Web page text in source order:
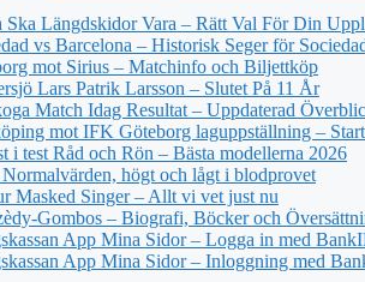
Ska Längdskidor Vara – Rätt Val För Din
vs Barcelona – Historisk Seger för
mot Sirius – Matchinfo och Biljettköp
Lars Patrik Larsson – Slutet På 11 År
Match Idag Resultat – Uppdaterad
mot IFK Göteborg laguppställning –
i test Råd och Rön – Bästa modellerna 2026
högt och lågt i blodprovet
Masked Singer – Allt vi vet just nu
Gombos – Biografi, Böcker och
App Mina Sidor – Logga in med
App Mina Sidor – Inloggning med